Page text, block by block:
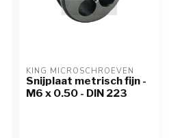
KING MICROSCHROEVEN
Snijplaat metrisch fijn -
M6 x 0.50 - DIN 223